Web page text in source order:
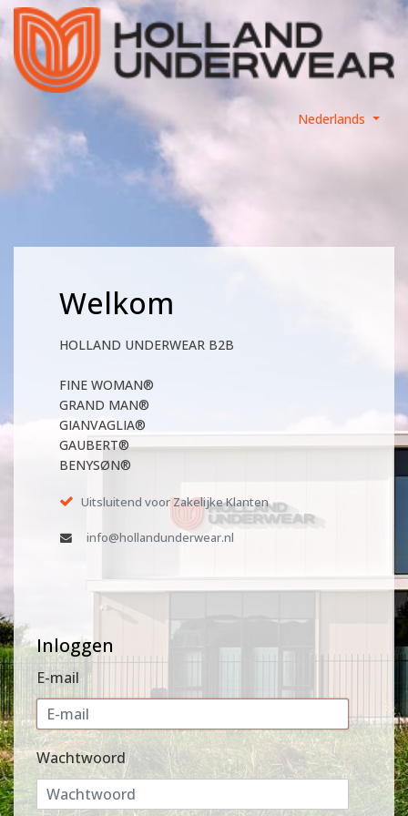
Nederlands
Welkom
HOLLAND UNDERWEAR B2B
FINE WOMAN®
GRAND MAN®
GIANVAGLIA®
GAUBERT®
BENYSØN®
Uitsluitend voor Zakelijke Klanten
info@hollandunderwear.nl
Inloggen
E-mail
Wachtwoord